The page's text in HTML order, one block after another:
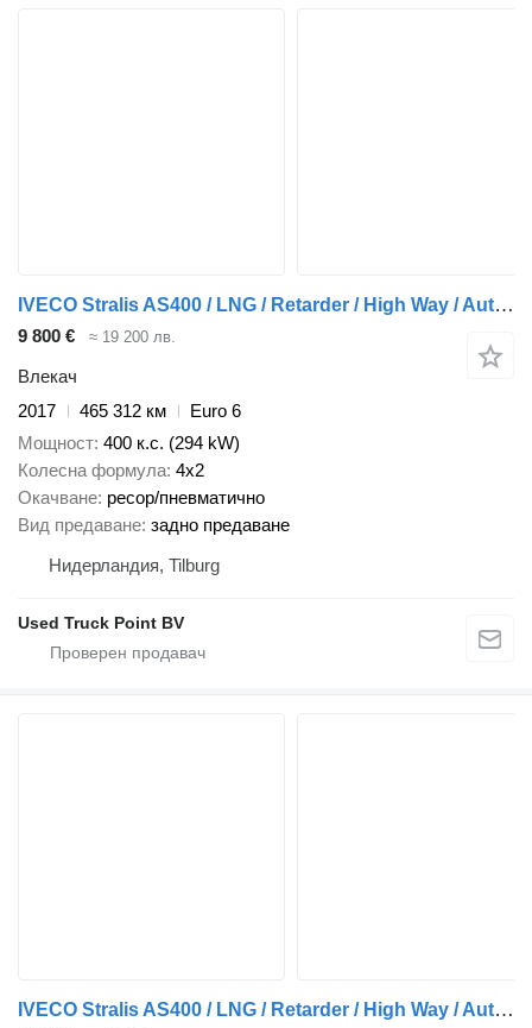
IVECO Stralis AS400 / LNG / Retarder / High Way / Automatic / 465 DKM
9 800 € ≈ 19 200 лв.
Влекач
2017
465 312 км
Euro 6
Мощност 400 к.с. (294 kW)
Колесна формула 4x2
Окачване ресор/пневматично
Вид предаване задно предаване
Нидерландия, Tilburg
Used Truck Point BV
IVECO Stralis AS400 / LNG / Retarder / High Way / Automatic / 483 DKM